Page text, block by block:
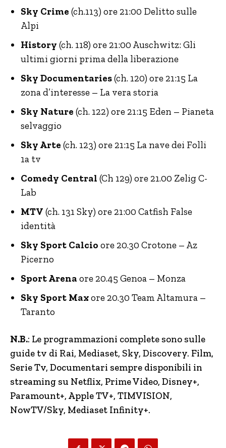
Sky Crime (ch.113) ore 21:00 Delitto sulle
Alpi
History (ch. 118) ore 21:00 Auschwitz: Gli
ultimi giorni prima della liberazione
Sky Documentaries(ch. 120) ore 21:15 La
zona d’interesse – La vera storia
Sky Nature (ch. 122) ore 21:15 Eden – Pianeta
selvaggio
Sky Arte (ch. 123) ore 21:15 La nave dei Folli
1a tv
Comedy Central (Ch 129) ore 21.00 Zelig C-
Lab
MTV (ch. 131 Sky) ore 21:00 Catfish False
identità
Sky Sport Calcio ore 20.30 Crotone – Az
Picerno
Sport Arena ore 20.45 Genoa – Monza
Sky Sport Maxore 20.30 Team Altamura –
Taranto
N.B.: Le programmazioni complete sono sulle
guide tv di Rai, Mediaset, Sky, Discovery. Film,
Serie Tv, Documentari sempre disponibili in
streaming su Netflix, Prime Video, Disney+,
Paramount+, Apple TV+, TIMVISION,
NowTV/Sky, Mediaset Infinity+.